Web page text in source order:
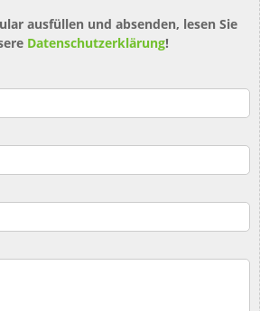
ausfüllen und absenden, lesen Sie
Datenschutzerklärung!